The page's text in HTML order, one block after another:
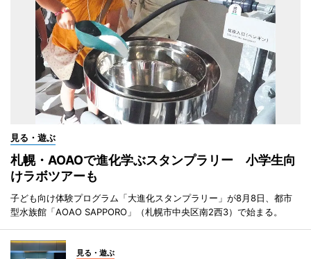
見る・遊ぶ
札幌・AOAOで進化学ぶスタンプラリー 小学生向
けラボツアーも
子ども向け体験プログラム「大進化スタンプラリー」が8月8日、都市
型水族館「AOAO SAPPORO」（札幌市中央区南2西3）で始まる。
見る・遊ぶ